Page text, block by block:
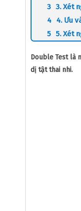
3. Xét
4. Ưu
5. Xét
Double Test là
dị tật thai nhi.